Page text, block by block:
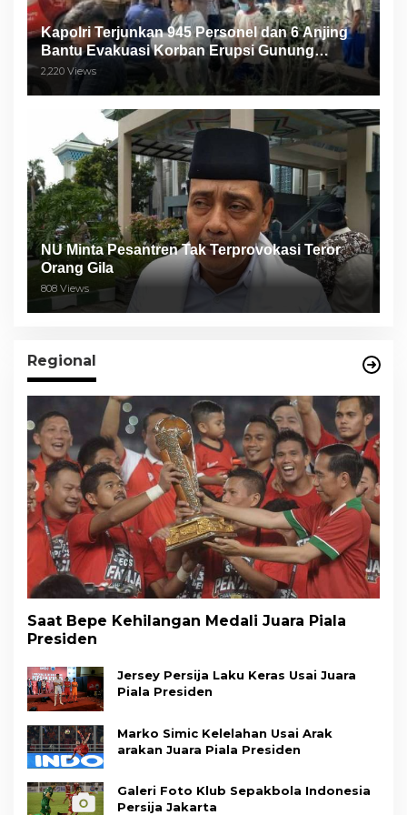
Kapolri Terjunkan 945 Personel dan 6 Anjing
Bantu Evakuasi Korban Erupsi Gunung
Semeru
2,220 Views
NU Minta Pesantren Tak Terprovokasi Teror
Orang Gila
808 Views
Regional
Saat Bepe Kehilangan Medali Juara Piala
Presiden
Jersey Persija Laku Keras Usai Juara
Piala Presiden
Marko Simic Kelelahan Usai Arak
arakan Juara Piala Presiden
Galeri Foto Klub Sepakbola Indonesia
Persija Jakarta